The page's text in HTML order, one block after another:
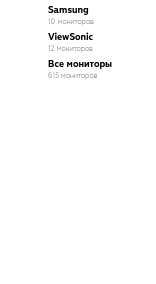
Samsung
10 мониторов
ViewSonic
12 мониторов
Все мониторы
615 мониторов